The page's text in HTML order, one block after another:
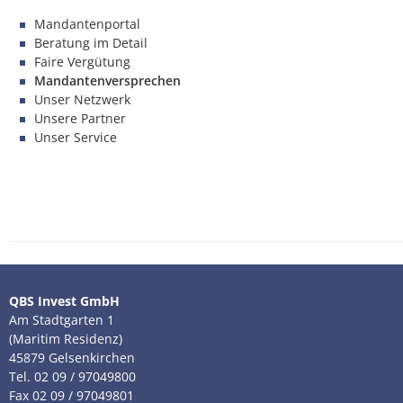
Mandantenportal
Beratung im Detail
Faire Vergütung
Mandantenversprechen
Unser Netzwerk
Unsere Partner
Unser Service
QBS Invest GmbH
Am Stadtgarten 1
(Maritim Residenz)
45879 Gelsenkirchen
Tel. 02 09 / 97049800
Fax 02 09 / 97049801